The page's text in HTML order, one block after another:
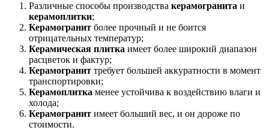
Различные способы производства керамогранита и
керамоплитки;
Керамогранит более прочный и не боится
отрицательных температур;
Керамическая плитка имеет более широкий диапазон
расцветок и фактур;
Керамогранит требует большей аккуратности в момент
транспортировки;
Керамоплитка менее устойчива к воздействию влаги и
холода;
Керамогранит имеет больший вес, и он дороже по
стоимости.